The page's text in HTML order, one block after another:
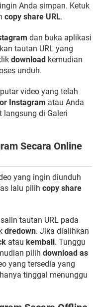
Anda simpan. Ketuk
copy share URL.
dan buka aplikasi
tautan URL yang
download kemudian
unduh.
video yang telah
Instagram atau Anda
langsung di Galeri
Secara Online
yang ingin diunduh
lalu pilih copy share
tautan URL pada
dredown. Jika dialihkan
atau kembali. Tunggu
pilih download as
yang tersedia yang
tinggal menunggu